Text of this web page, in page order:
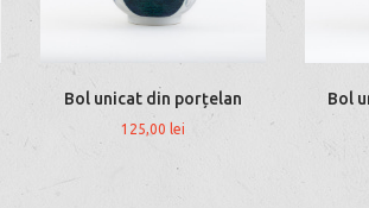
Bol unicat din porțelan
125,00 lei
Bol